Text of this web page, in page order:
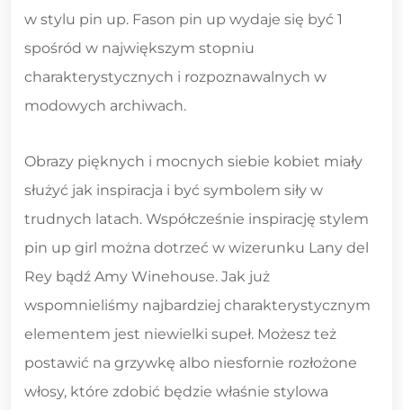
w stylu pin up. Fason pin up wydaje się być 1
spośród w największym stopniu
charakterystycznych i rozpoznawalnych w
modowych archiwach.
Obrazy pięknych i mocnych siebie kobiet miały
służyć jak inspiracja i być symbolem siły w
trudnych latach. Współcześnie inspirację stylem
pin up girl można dotrzeć w wizerunku Lany del
Rey bądź Amy Winehouse. Jak już
wspomnieliśmy najbardziej charakterystycznym
elementem jest niewielki supeł. Możesz też
postawić na grzywkę albo niesfornie rozłożone
włosy, które zdobić będzie właśnie stylowa